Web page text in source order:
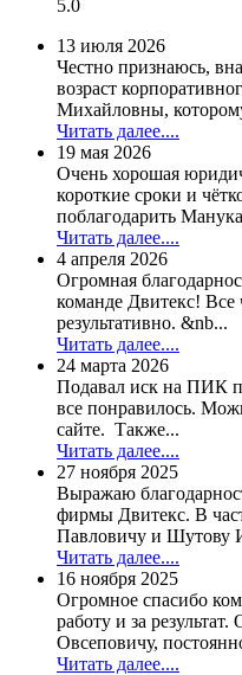
5.0
13 июля 2026
Честно признаюсь,
возраст
Михайловны,
Читать далее....
19 мая 2026
Очень хорошая
короткие сроки и
поблагодарить
Читать далее....
4 апреля 2026
Огромная
команде Двитекс! Все
результативно. &nb...
Читать далее....
24 марта 2026
Подавал иск на ПИК
все понравилось.
сайте. Также...
Читать далее....
27 ноября 2025
Выражаю
фирмы Двитекс. В
Павловичу и Шутову
Читать далее....
16 ноября 2025
Огромное спасибо
работу и за
Овсеповичу,
Читать далее....